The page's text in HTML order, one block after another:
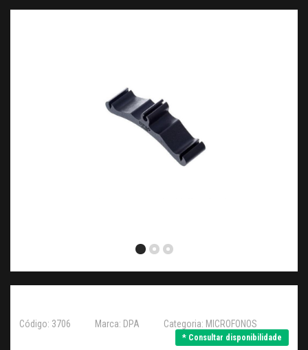
Código: 3706 Marca: DPA Categoria: MICROFONOS
* Consultar disponibilidade